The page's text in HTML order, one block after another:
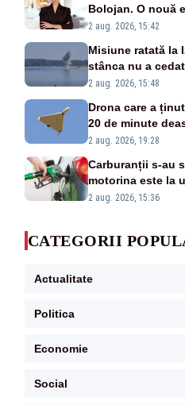
Bolojan. O nouă
emisiunii „Miza
2 aug. 2026, 15:42
Misiune ratată la
stânca nu a
luni – VIDEO
2 aug. 2026, 15:48
Drona care a
20 de minute
Au fost ridicate
2 aug. 2026, 19:28
Carburanții s-au
motorina este la
2 aug. 2026, 15:36
CATEGORII
Actualitate
Politica
Economie
Social